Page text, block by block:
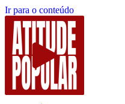
Ir para o conteúdo